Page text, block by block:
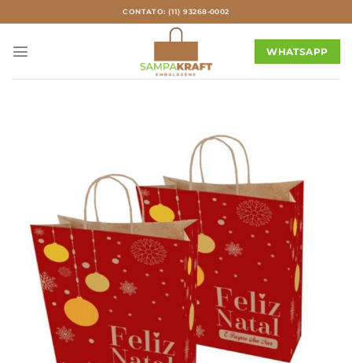
to
content
CONTATO: (11) 93268-0002
WHATSAPP